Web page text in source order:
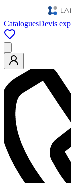
CataloguesDevis